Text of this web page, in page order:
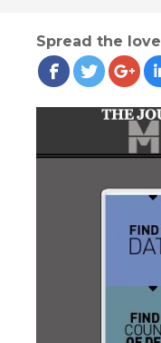
Spread the love